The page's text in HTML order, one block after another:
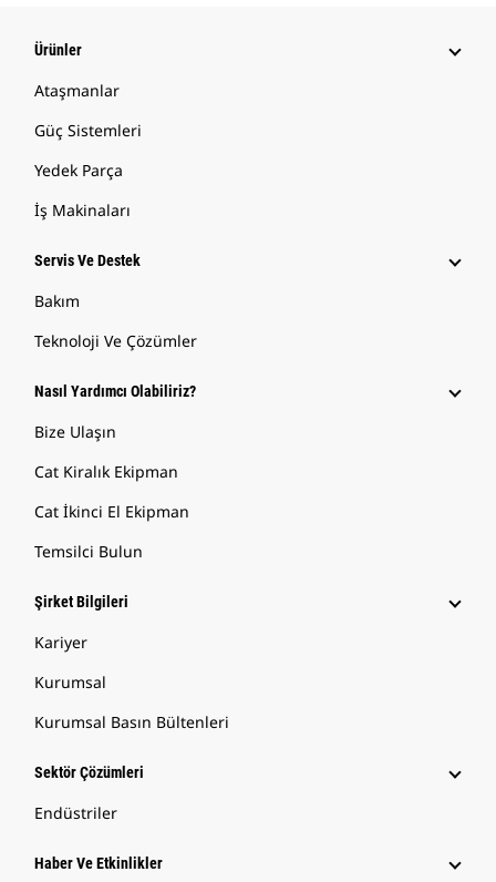
Ürünler
Ataşmanlar
Güç Sistemleri
Yedek Parça
İş Makinaları
Servis Ve Destek
Bakım
Teknoloji Ve Çözümler
Nasıl Yardımcı Olabiliriz?
Bize Ulaşın
Cat Kiralık Ekipman
Cat İkinci El Ekipman
Temsilci Bulun
Şirket Bilgileri
Kariyer
Kurumsal
Kurumsal Basın Bültenleri
Sektör Çözümleri
Endüstriler
Haber Ve Etkinlikler